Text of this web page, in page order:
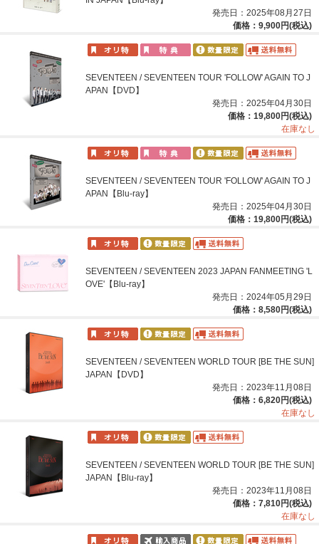
発売日：2025年08月27日
価格：9,900円(税込)
SEVENTEEN / SEVENTEEN TOUR 'FOLLOW' AGAIN TO J
APAN【DVD】
発売日：2025年04月30日
価格：19,800円(税込)
在庫なし
SEVENTEEN / SEVENTEEN TOUR 'FOLLOW' AGAIN TO J
APAN【Blu-ray】
発売日：2025年04月30日
価格：19,800円(税込)
SEVENTEEN / SEVENTEEN 2023 JAPAN FANMEETING 'L
OVE'【Blu-ray】
発売日：2024年05月29日
価格：8,580円(税込)
SEVENTEEN / SEVENTEEN WORLD TOUR [BE THE SUN]
JAPAN【DVD】
発売日：2023年11月08日
価格：6,820円(税込)
在庫なし
SEVENTEEN / SEVENTEEN WORLD TOUR [BE THE SUN]
JAPAN【Blu-ray】
発売日：2023年11月08日
価格：7,810円(税込)
在庫なし